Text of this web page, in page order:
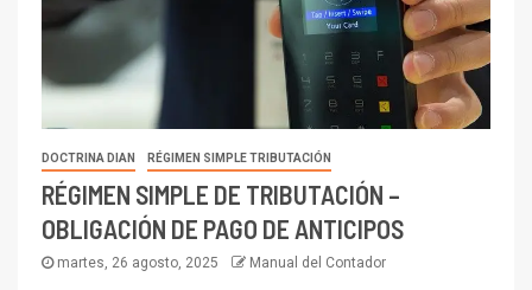
DOCTRINA DIAN RÉGIMEN SIMPLE TRIBUTACIÓN
RÉGIMEN SIMPLE DE TRIBUTACIÓN –
OBLIGACIÓN DE PAGO DE ANTICIPOS
martes, 26 agosto, 2025 Manual del Contador